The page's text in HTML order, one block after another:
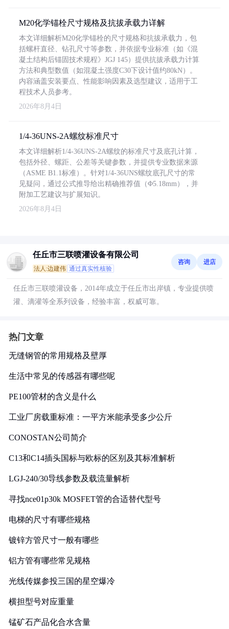
M20化学锚栓尺寸规格及抗拔承载力详解
本文详细解析M20化学锚栓的尺寸规格和抗拔承载力，包
括螺杆直径、钻孔尺寸等参数，并依据专业标准（如《混
凝土结构后锚固技术规程》JGJ 145）提供抗拔承载力计算
方法和典型数值（如混凝土强度C30下设计值约80kN）。
内容涵盖安装要点、性能影响因素及选型建议，适用于工
程技术人员参考。
2026年8月4日
1/4-36UNS-2A螺纹标准尺寸
本文详细解析1/4-36UNS-2A螺纹的标准尺寸及底孔计算，
包括外径、螺距、公差等关键参数，并提供专业数据来源
（ASME B1.1标准）。针对1/4-36UNS螺纹底孔尺寸的常
见疑问，通过公式推导给出精确推荐值（Φ5.18mm），并
附加工艺建议与扩展知识。
2026年8月4日
任丘市三联喷灌设备有限公司
法人:边建伟 通过真实性核验
咨询 进店
任丘市三联喷灌设备，2014年成立于任丘市出岸镇，专业提供喷
灌、滴灌等全系列设备，经验丰富，权威可靠。
热门文章
无缝钢管的常用规格及壁厚
生活中常见的传感器有哪些呢
PE100管材的含义是什么
工业厂房载重标准：一平方米能承受多少公斤
CONOSTAN公司简介
C13和C14插头国标与欧标的区别及其标准解析
LGJ-240/30导线参数及载流量解析
寻找nce01p30k MOSFET管的合适替代型号
电梯的尺寸有哪些规格
镀锌方管尺寸一般有哪些
铝方管有哪些常见规格
光线传媒参投三国的星空爆冷
横担型号对应重量
锰矿石产品化合水含量